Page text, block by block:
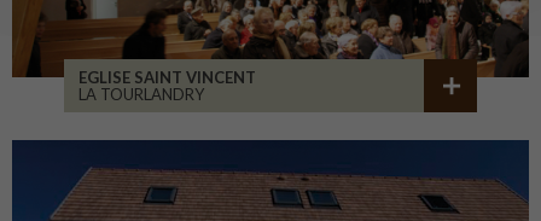
EGLISE SAINT VINCENT
LA TOURLANDRY